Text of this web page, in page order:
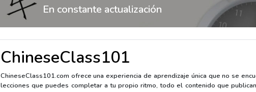
En constante actualización
ChineseClass101
ChineseClass101.com ofrece una experiencia de aprendizaje única que no se
lecciones que puedes completar a tu propio ritmo, todo el contenido que